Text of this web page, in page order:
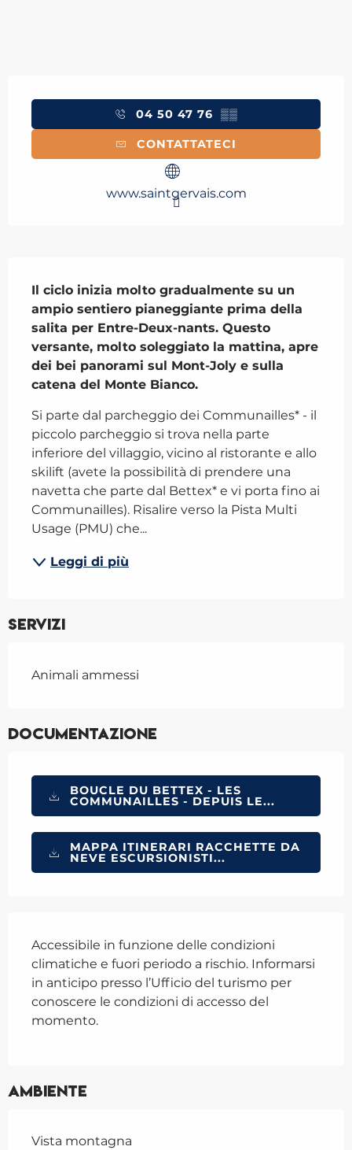
04 50 47 76 ▒▒
CONTATTATECI
www.saintgervais.com
Il ciclo inizia molto gradualmente su un
ampio sentiero pianeggiante prima della
salita per Entre-Deux-nants. Questo
versante, molto soleggiato la mattina, apre
dei bei panorami sul Mont-Joly e sulla
catena del Monte Bianco.
Si parte dal parcheggio dei Communailles* - il
piccolo parcheggio si trova nella parte
inferiore del villaggio, vicino al ristorante e allo
skilift (avete la possibilità di prendere una
navetta che parte dal Bettex* e vi porta fino ai
Communailles). Risalire verso la Pista Multi
Usage (PMU) che...
Leggi di più
Servizi
Animali ammessi
Documentazione
BOUCLE DU BETTEX - LES
COMMUNAILLES - DEPUIS LE...
MAPPA ITINERARI RACCHETTE DA
NEVE ESCURSIONISTI...
Accessibile in funzione delle condizioni
climatiche e fuori periodo a rischio. Informarsi
in anticipo presso l’Ufficio del turismo per
conoscere le condizioni di accesso del
momento.
Ambiente
Vista montagna